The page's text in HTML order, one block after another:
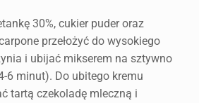
30%, cukier puder oraz
przełożyć do wysokiego
i ubijać mikserem na sztywno
6 minut). Do ubitego kremu
tartą czekoladę mleczną i